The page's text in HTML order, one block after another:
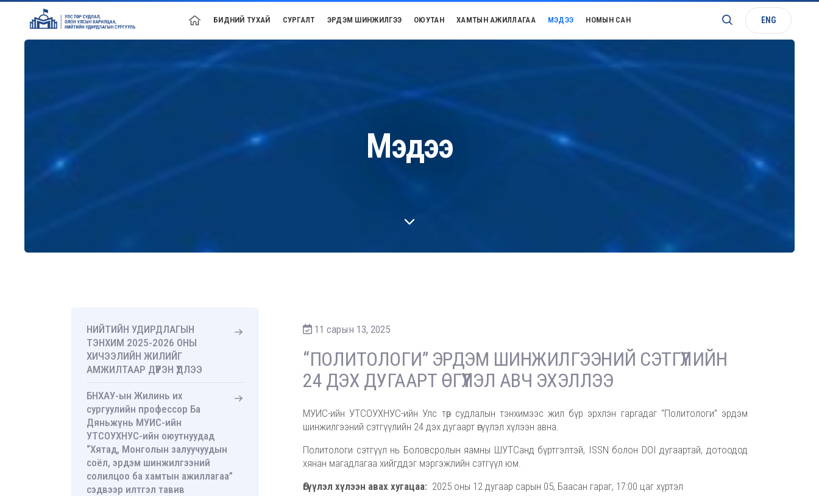
БИДНИЙ ТУХАЙ СУРГАЛТ ЭРДЭМ ШИНЖИЛГЭЭ ОЮУТАН ХАМТЫН АЖИЛЛАГАА МЭДЭЭ НОМЫН САН ENG
Мэдээ
НИЙТИЙН УДИРДЛАГЫН
ТЭНХИМ 2025-2026 ОНЫ
ХИЧЭЭЛИЙН ЖИЛИЙГ
АМЖИЛТААР ДҮҮРЭН ҮДЛЭЭ
БНХАУ-ын Жилинь их
сургуулийн профессор Ба
Дяньжүнь МУИС-ийн
УТСОУХНУС-ийн оюутнуудад
“Хятад, Монголын залуучуудын
соёл, эрдэм шинжилгээний
солилцоо ба хамтын ажиллагаа”
сэдвээр илтгэл тавив
11 сарын 13, 2025
“ПОЛИТОЛОГИ” ЭРДЭМ ШИНЖИЛГЭЭНИЙ СЭТГҮҮЛИЙН
24 ДЭХ ДУГААРТ ӨГҮҮЛЭЛ АВЧ ЭХЭЛЛЭЭ
МУИС-ийн УТСОУХНУС-ийн Улс төр судлалын тэнхимээс жил бүр эрхлэн гаргадаг “Политологи” эрдэм
шинжилгээний сэтгүүлийн 24 дэх дугаарт өгүүлэл хүлээн авна.
Политологи сэтгүүл нь Боловсролын яамны ШУТСанд бүртгэлтэй, ISSN болон DOI дугаартай, дотоодод
хянан магадлагаа хийгддэг мэргэжлийн сэтгүүл юм.
Өгүүлэл хүлээн авах хугацаа: 2025 оны 12 дугаар сарын 05, Баасан гараг, 17:00 цаг хүртэл